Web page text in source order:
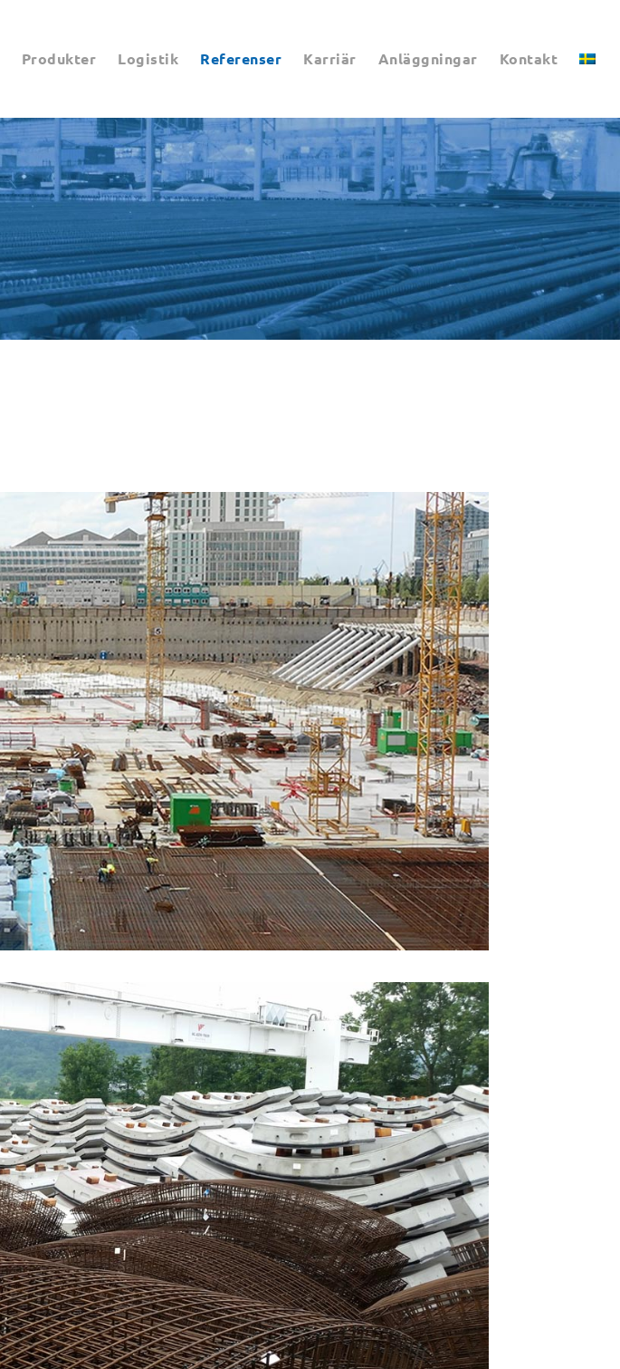
Produkter Logistik Referenser Karriär Anläggningar Kontakt